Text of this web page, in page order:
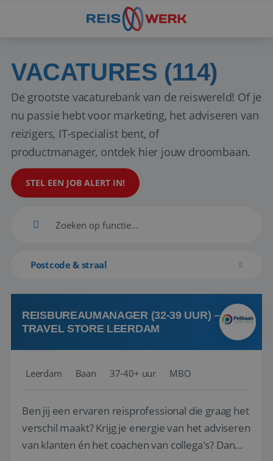
VACATURES (114)
De grootste vacaturebank van de reiswereld! Of je
nu passie hebt voor marketing, het adviseren van
reizigers, IT-specialist bent, of
productmanager, ontdek hier jouw droombaan.
STEL EEN JOB ALERT IN!
Postcode & straal
REISBUREAUMANAGER (32-39 UUR) –
TRAVEL STORE LEERDAM
Leerdam Baan 37-40+ uur MBO
Ben jij een ervaren reisprofessional die graag het
verschil maakt? Krijg je energie van het adviseren
van klanten én het coachen van collega's? Dan